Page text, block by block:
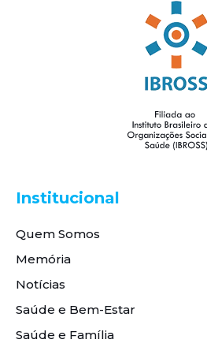
Institucional
Quem Somos
Memória
Notícias
Saúde e Bem-Estar
Saúde e Família